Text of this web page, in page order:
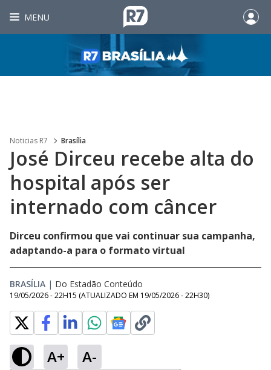
MENU
Noticias R7 Brasília
José Dirceu recebe alta do
hospital após ser
internado com câncer
Dirceu confirmou que vai continuar sua campanha,
adaptando-a para o formato virtual
BRASÍLIA | Do Estadão Conteúdo
19/05/2026 - 22H15 (ATUALIZADO EM 19/05/2026 - 22H30)
A+ A-